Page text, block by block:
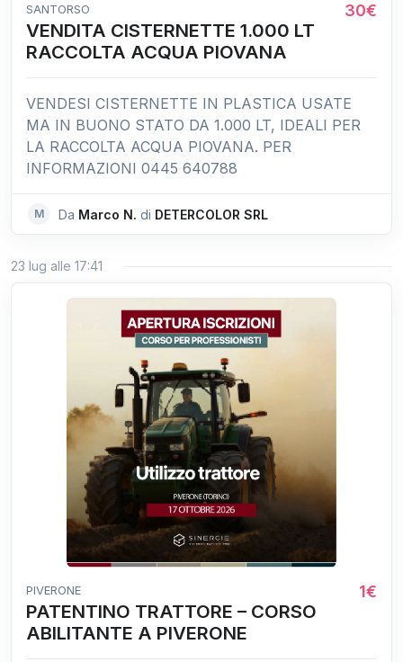
SANTORSO 30€
VENDITA CISTERNETTE 1.000 LT
RACCOLTA ACQUA PIOVANA
VENDESI CISTERNETTE IN PLASTICA USATE
MA IN BUONO STATO DA 1.000 LT, IDEALI PER
LA RACCOLTA ACQUA PIOVANA. PER
INFORMAZIONI 0445 640788
M Da Marco N. di DETERCOLOR SRL
23 lug alle 17:41
PIVERONE 1€
PATENTINO TRATTORE – CORSO
ABILITANTE A PIVERONE